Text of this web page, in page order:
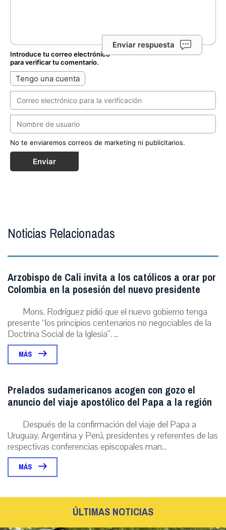
Enviar respuesta
Introduce tu correo electrónico
para verificar tu comentario.
Tengo una cuenta
No te enviaremos correos de marketing ni publicitarios.
Enviar
Noticias Relacionadas
Arzobispo de Cali invita a los católicos a orar por
Colombia en la posesión del nuevo presidente
Mons. Rodríguez pidió que el nuevo gobierno tenga
presente “los principios centenarios no negociables de la
Doctrina Social de la Iglesia”. ...
MÁS
Prelados sudamericanos acogen con gozo el
anuncio del viaje apostólico del Papa a la región
Después de la confirmación del viaje del Papa a
Uruguay, Argentina y Perú, presidentes y referentes de las
respectivas conferencias episcopales man...
MÁS
ÚLTIMAS NOTICIAS